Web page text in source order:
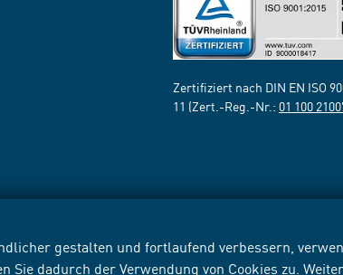
gestalten und fortlaufend verbessern,
Sie dadurch der Verwendung von Cookies zu.
Zertifiziert nach DIN EN ISO
11 (Zert.-Reg.-Nr.: 01 100